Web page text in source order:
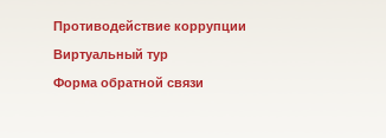
Противодействие коррупции
Виртуальный тур
Форма обратной связи